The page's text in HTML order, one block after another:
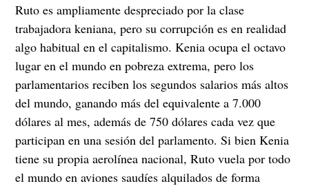
Ruto es ampliamente despreciado por la clase
trabajadora keniana, pero su corrupción es en realidad
algo habitual en el capitalismo. Kenia ocupa el octavo
lugar en el mundo en pobreza extrema, pero los
parlamentarios reciben los segundos salarios más altos
del mundo, ganando más del equivalente a 7.000
dólares al mes, además de 750 dólares cada vez que
participan en una sesión del parlamento. Si bien Kenia
tiene su propia aerolínea nacional, Ruto vuela por todo
el mundo en aviones saudíes alquilados de forma